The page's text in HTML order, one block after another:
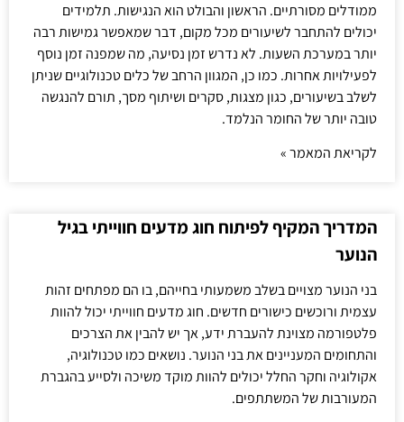
ממודלים מסורתיים. הראשון והבולט הוא הנגישות. תלמידים
יכולים להתחבר לשיעורים מכל מקום, דבר שמאפשר גמישות רבה
יותר במערכת השעות. לא נדרש זמן נסיעה, מה שמפנה זמן נוסף
לפעילויות אחרות. כמו כן, המגוון הרחב של כלים טכנולוגיים שניתן
לשלב בשיעורים, כגון מצגות, סקרים ושיתוף מסך, תורם להנגשה
טובה יותר של החומר הנלמד.
לקריאת המאמר »
המדריך המקיף לפיתוח חוג מדעים חווייתי בגיל
הנוער
בני הנוער מצויים בשלב משמעותי בחייהם, בו הם מפתחים זהות
עצמית ורוכשים כישורים חדשים. חוג מדעים חווייתי יכול להוות
פלטפורמה מצוינת להעברת ידע, אך יש להבין את הצרכים
והתחומים המעניינים את בני הנוער. נושאים כמו טכנולוגיה,
אקולוגיה וחקר החלל יכולים להוות מוקד משיכה ולסייע בהגברת
המעורבות של המשתתפים.